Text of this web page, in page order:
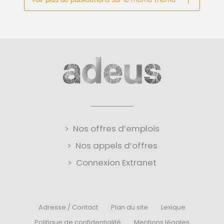
Nos offres d’emplois
Nos appels d’offres
Connexion Extranet
Adresse / Contact Plan du site
Lexique
Politique de confidentialité
Mentions légales